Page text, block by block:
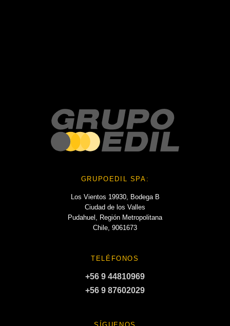
GRUPOEDIL SPA:
Los Vientos 19930, Bodega B
Ciudad de los Valles
Pudahuel, Región Metropolitana
Chile, 9061673
TELÉFONOS
+56 9 44810969
+56 9 87602029